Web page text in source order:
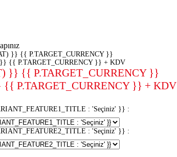
}} {{ P.TARGET_CURRENCY }}
}} {{ P.TARGET_CURRENCY }} + KDV
}} {{ P.TARGET_CURRENCY }}
{{ P.TARGET_CURRENCY }} + KDV
: 'Seçiniz' }} :
: 'Seçiniz' }} :